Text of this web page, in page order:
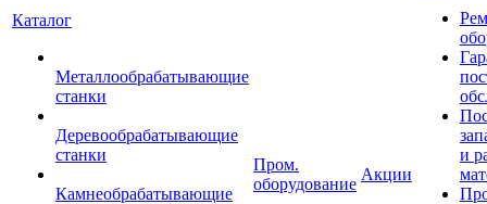
Каталог
Металлообрабатывающие
станки
Деревообрабатывающие
станки
Камнеобрабатывающие
Пром.
оборудование
Акции
и